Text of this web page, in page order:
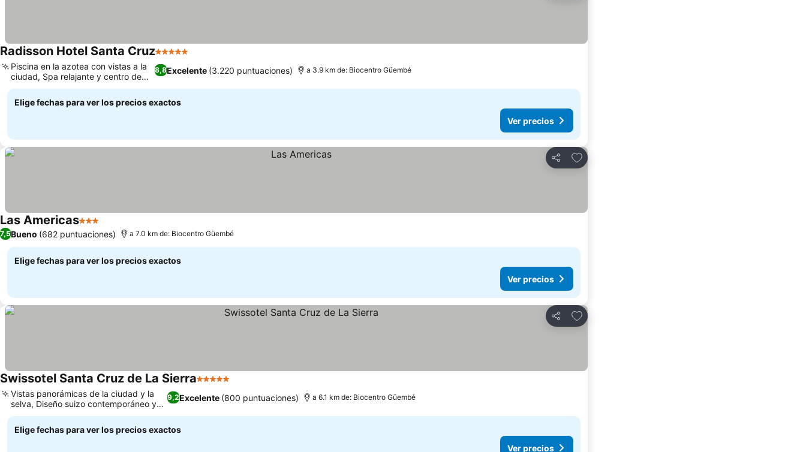
Radisson Hotel Santa Cruz5 Estrellas
8,8Excelente (3.220 puntuaciones)
Piscina en la azotea con vistas a la
ciudad, Spa relajante y centro de
fitness
a 3.9 km de: Biocentro Güembé
Elige fechas para ver los precios exactos
Ver precios
Compartir
Agregar a favoritos
Las Americas3 Estrellas
7,5Bueno (682 puntuaciones) a 7.0 km de: Biocentro Güembé
Elige fechas para ver los precios exactos
Ver precios
Compartir
Agregar a favoritos
Swissotel Santa Cruz de La Sierra5 Estrellas
9,2Excelente (800 puntuaciones)
Vistas panorámicas de la ciudad y la
selva, Diseño suizo contemporáneo y
moderno
a 6.1 km de: Biocentro Güembé
Elige fechas para ver los precios exactos
Ver precios